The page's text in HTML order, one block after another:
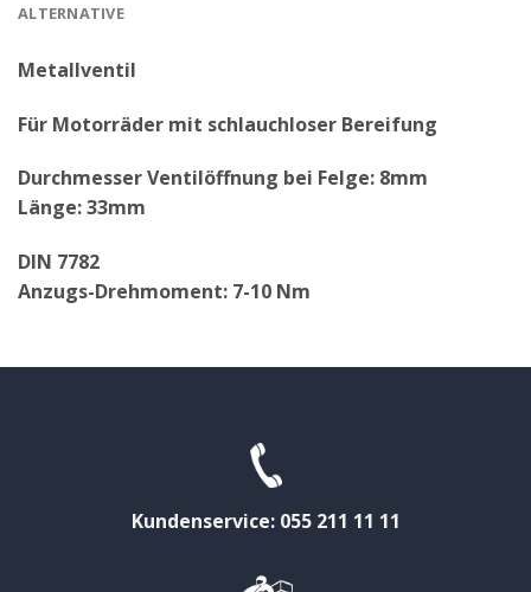
ALTERNATIVE
Metallventil
Für Motorräder mit schlauchloser Bereifung
Durchmesser Ventilöffnung bei Felge: 8mm
Länge: 33mm
DIN 7782
Anzugs-Drehmoment: 7-10 Nm
Kundenservice: 055 211 11 11